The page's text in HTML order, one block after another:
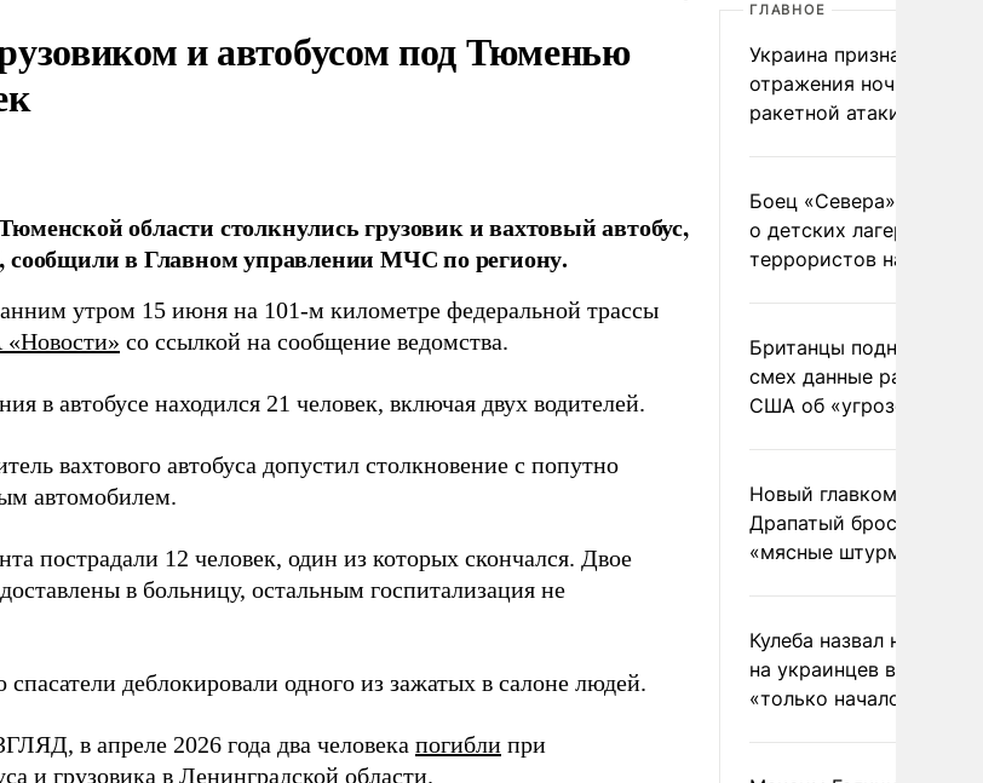
и автобусом под Тюменью
области столкнулись грузовик и вахтовый автобус,
сообщили в Главном управлении МЧС по региону.
утром 15 июня на 101-м километре федеральной трассы
со ссылкой на сообщение ведомства.
в автобусе находился 21 человек, включая двух водителей.
вахтового автобуса допустил столкновение с попутно
автомобилем.
пострадали 12 человек, один из которых скончался. Двое
в больницу, остальным госпитализация не
деблокировали одного из зажатых в салоне людей.
в апреле 2026 года два человека погибли при
и грузовика в Ленинградской области.
ГЛАВНОЕ
Украина признала
отражения ночной
ракетной атаки
Боец «Севера»
о детских лагерях
террористов на
Британцы подняли на
смех данные разведки
США об «угрозе
Новый главком ВСУ
Драпатый бросил
«мясные штурмы»
Кулеба назвал
на украинцев в Польше
«только началом»